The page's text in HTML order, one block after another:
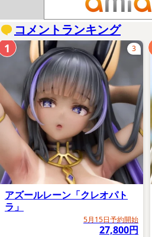
コメントランキング
アズールレーン「クレオパト
ラ」
5月15日予約開始
27,800円
3
1